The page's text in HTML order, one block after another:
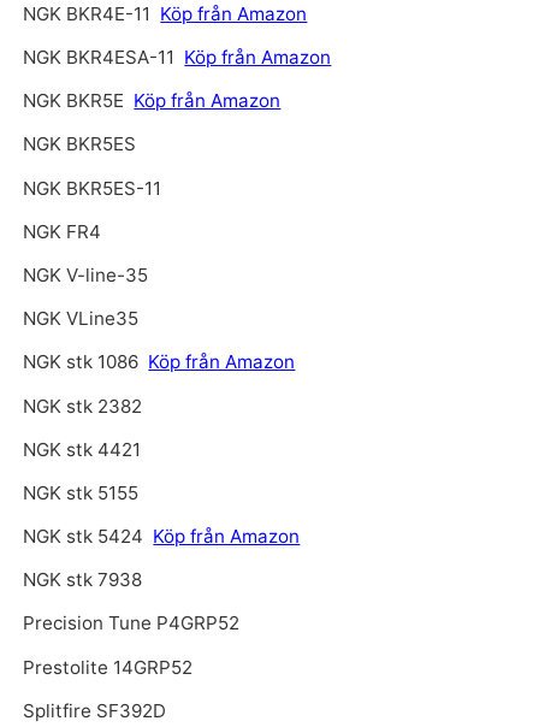
NGK BKR4E-11 Köp från Amazon
NGK BKR4ESA-11 Köp från Amazon
NGK BKR5E Köp från Amazon
NGK BKR5ES
NGK BKR5ES-11
NGK FR4
NGK V-line-35
NGK VLine35
NGK stk 1086 Köp från Amazon
NGK stk 2382
NGK stk 4421
NGK stk 5155
NGK stk 5424 Köp från Amazon
NGK stk 7938
Precision Tune P4GRP52
Prestolite 14GRP52
Splitfire SF392D